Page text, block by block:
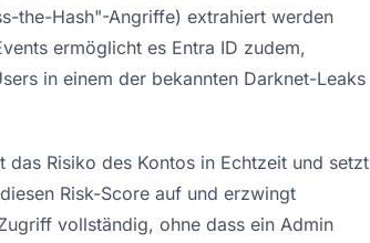
the-Hash"-Angriffe) extrahiert werden
ermöglicht es Entra ID zudem,
in einem der bekannten Darknet-Leaks
Risiko des Kontos in Echtzeit und setzt
Risk-Score auf und erzwingt
vollständig, ohne dass ein Admin